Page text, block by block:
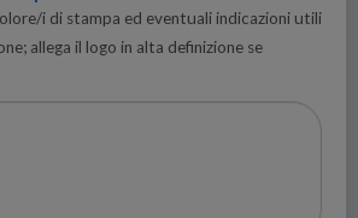
i di stampa ed eventuali indicazioni utili
allega il logo in alta definizione se